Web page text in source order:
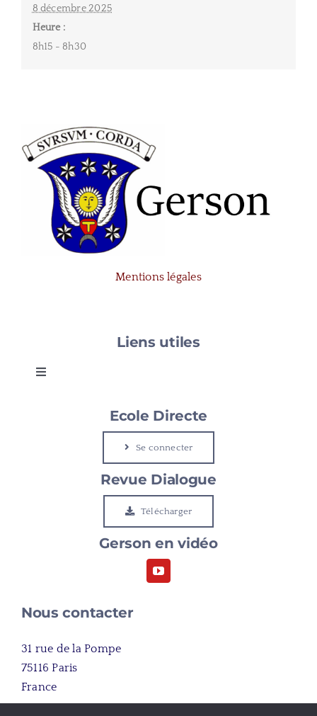
8 décembre 2025
Heure :
8h15 - 8h30
Mentions légales
Liens utiles
Toggle
Rejoindre Gerson
Ecole Directe
Se connecter
Revue Dialogue
Télécharger
Gerson en vidéo
Nous contacter
31 rue de la Pompe
75116 Paris
France